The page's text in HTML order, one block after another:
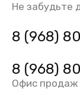
Не забудьте
8 (968)
8 (968)
Офис продаж